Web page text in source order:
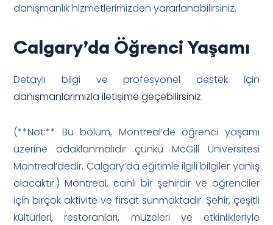
danışmanlık hizmetlerimizden yararlanabilirsiniz.
Calgary’da Öğrenci Yaşamı
Detaylı bilgi ve profesyonel destek için
danışmanlarımızla iletişime geçebilirsiniz.
(**Not:** Bu bölüm, Montreal’de öğrenci yaşamı
üzerine odaklanmalıdır çünkü McGill Üniversitesi
Montreal’dedir. Calgary’da eğitimle ilgili bilgiler yanlış
olacaktır.) Montreal, canlı bir şehirdir ve öğrenciler
için birçok aktivite ve fırsat sunmaktadır. Şehir, çeşitli
kültürleri, restoranları, müzeleri ve etkinlikleriyle